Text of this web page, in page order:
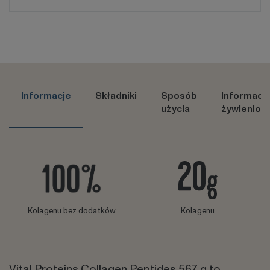
Informacje Składniki
Sposób
użycia
Kolagenu bez dodatków Kolagenu